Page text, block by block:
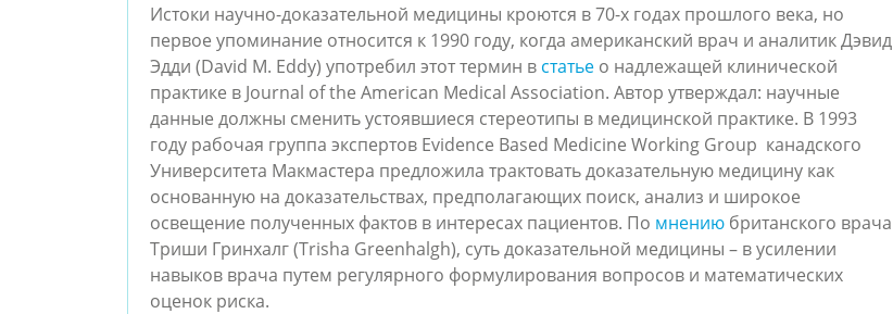
Истоки научно-доказательной медицины кроются в 70-х годах прошлого века, но
первое упоминание относится к 1990 году, когда американский врач и аналитик Дэвид
Эдди (David M. Eddy) употребил этот термин в статье о надлежащей клинической
практике в Journal of the American Medical Association. Автор утверждал: научные
данные должны сменить устоявшиеся стереотипы в медицинской практике. В 1993
году рабочая группа экспертов Evidence Based Medicine Working Group канадского
Университета Макмастера предложила трактовать доказательную медицину как
основанную на доказательствах, предполагающих поиск, анализ и широкое
освещение полученных фактов в интересах пациентов. По мнению британского врача
Триши Гринхалг (Trisha Greenhalgh), суть доказательной медицины – в усилении
навыков врача путем регулярного формулирования вопросов и математических
оценок риска.